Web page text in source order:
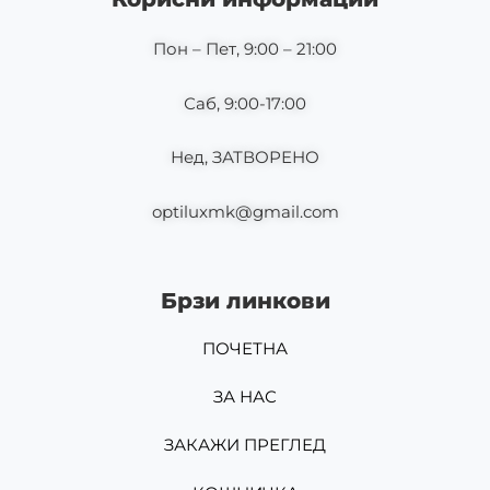
o
r
m
Пон – Пет, 9:00 – 21:00
Саб, 9:00-17:00
Нед, ЗАТВОРЕНО
optiluxmk@gmail.com
Брзи линкови
ПОЧЕТНА
ЗА НАС
ЗАКАЖИ ПРЕГЛЕД